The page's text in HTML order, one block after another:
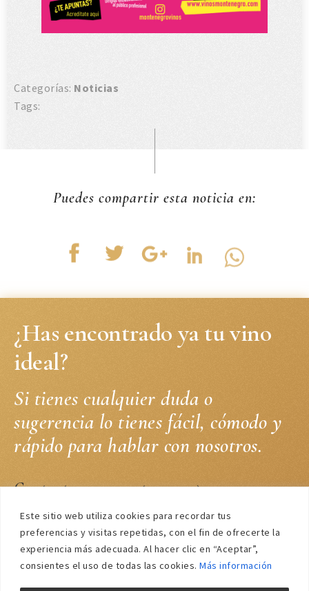
Este sitio web utiliza cookies para recordar tus
preferencias y visitas repetidas, con el fin de ofrecerte la
experiencia más adecuada. Al hacer clic en “Aceptar”,
consientes el uso de todas las cookies. Más información
Categorías: Noticias
Tags:
Puedes compartir esta noticia en:
¿Has encontrado ya tu vino
ideal?
Si tienes cualquier duda o
sugerencia lo tienes fácil, cómodo y
rápido para hablar con nosotros.
Contacta con nosotros